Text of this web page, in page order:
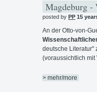
Magdeburg -
posted by PP 15
An der Otto-von-
deutsche Literatur"
(voraussichtlich mit
> mehr/more